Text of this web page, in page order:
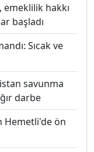
hakkı
başladı
Sıcak ve
savunma
darbe
Hemetli'de ön